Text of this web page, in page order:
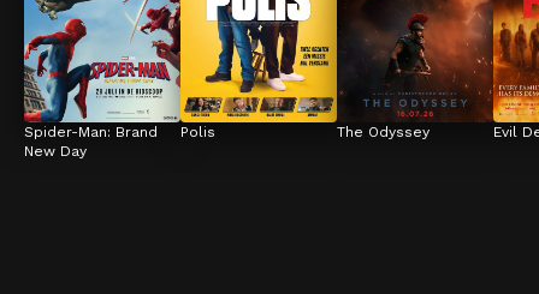
Spider-Man: Brand
New Day
Polis The Odyssey Evil